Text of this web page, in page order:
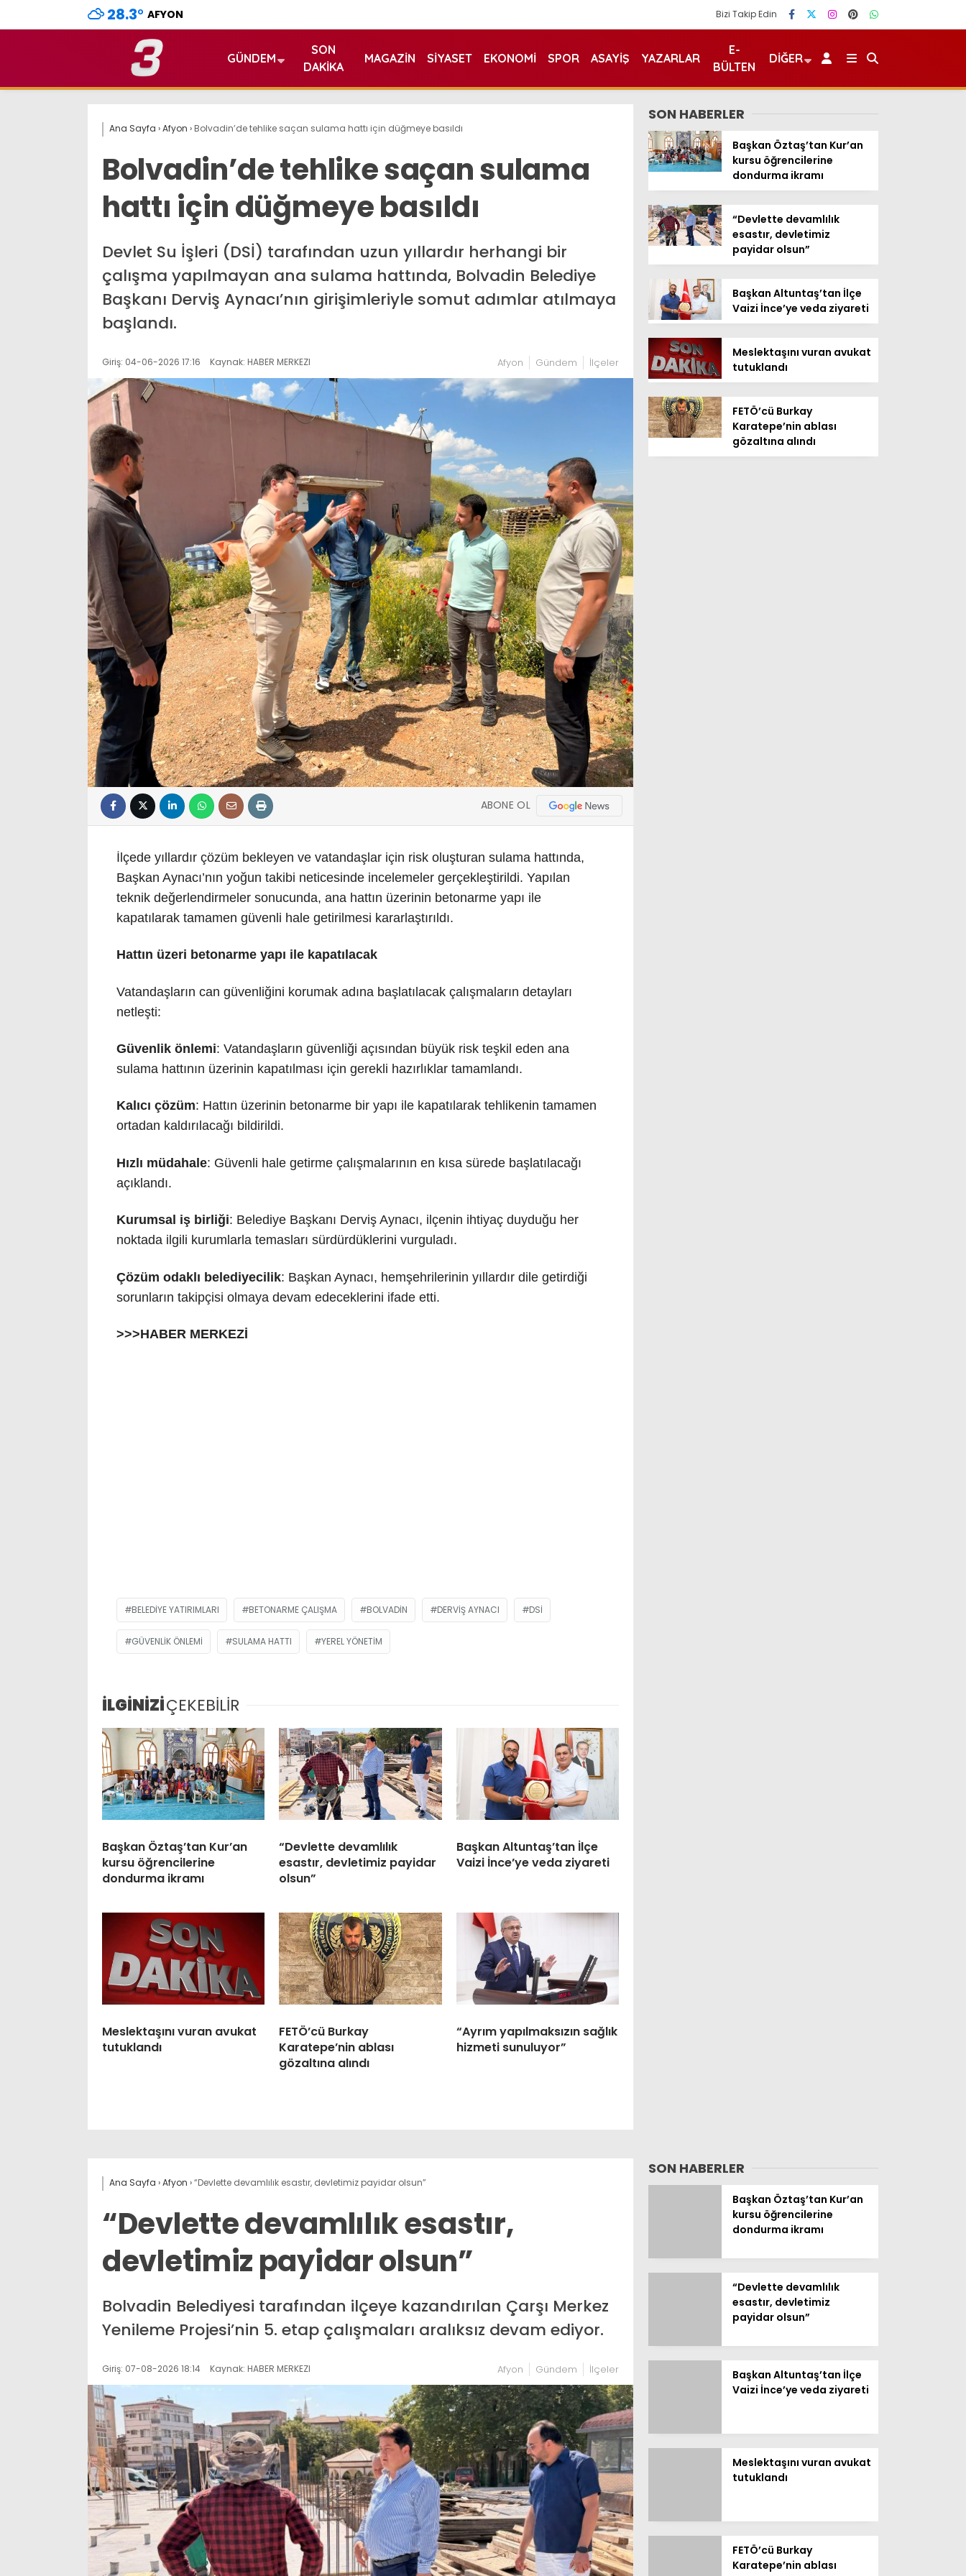
28.3° AFYON Bizi Takip Edin
GÜNDEM
SON
DAKIKA
MAGAZIN SIYASET EKONOMI SPOR ASAYIŞ YAZARLAR
E-
BÜLTEN
DIĞER
Ana Sayfa ›Afyon › Bolvadin’de tehlike saçan sulama hattı için düğmeye basıldı
Bolvadin’de tehlike saçan sulama
hattı için düğmeye basıldı
Devlet Su İşleri (DSİ) tarafından uzun yıllardır herhangi bir
çalışma yapılmayan ana sulama hattında, Bolvadin Belediye
Başkanı Derviş Aynacı’nın girişimleriyle somut adımlar atılmaya
başlandı.
Giriş: 04-06-2026 17:16 Kaynak: HABER MERKEZI Afyon Gündem İlçeler
ABONE OL
İlçede yıllardır çözüm bekleyen ve vatandaşlar için risk oluşturan sulama hattında,
Başkan Aynacı’nın yoğun takibi neticesinde incelemeler gerçekleştirildi. Yapılan
teknik değerlendirmeler sonucunda, ana hattın üzerinin betonarme yapı ile
kapatılarak tamamen güvenli hale getirilmesi kararlaştırıldı.
Hattın üzeri betonarme yapı ile kapatılacak
Vatandaşların can güvenliğini korumak adına başlatılacak çalışmaların detayları
netleşti:
Güvenlik önlemi: Vatandaşların güvenliği açısından büyük risk teşkil eden ana
sulama hattının üzerinin kapatılması için gerekli hazırlıklar tamamlandı.
Kalıcı çözüm: Hattın üzerinin betonarme bir yapı ile kapatılarak tehlikenin tamamen
ortadan kaldırılacağı bildirildi.
Hızlı müdahale: Güvenli hale getirme çalışmalarının en kısa sürede başlatılacağı
açıklandı.
Kurumsal iş birliği: Belediye Başkanı Derviş Aynacı, ilçenin ihtiyaç duyduğu her
noktada ilgili kurumlarla temasları sürdürdüklerini vurguladı.
Çözüm odaklı belediyecilik: Başkan Aynacı, hemşehrilerinin yıllardır dile getirdiği
sorunların takipçisi olmaya devam edeceklerini ifade etti.
>>>HABER MERKEZİ
BELEDIYE YATIRIMLARI BETONARME ÇALIŞMA BOLVADIN DERVIŞ AYNACI DSİ
GÜVENLIK ÖNLEMI SULAMA HATTI YEREL YÖNETIM
İLGİNİZİÇEKEBİLİR
Başkan Öztaş’tan Kur’an
kursu öğrencilerine
dondurma ikramı
“Devlette devamlılık
esastır, devletimiz payidar
olsun”
Başkan Altuntaş’tan İlçe
Vaizi İnce’ye veda ziyareti
Meslektaşını vuran avukat
tutuklandı
FETÖ’cü Burkay
Karatepe’nin ablası
gözaltına alındı
“Ayrım yapılmaksızın sağlık
hizmeti sunuluyor”
SON HABERLER
Başkan Öztaş’tan Kur’an
kursu öğrencilerine
dondurma ikramı
“Devlette devamlılık
esastır, devletimiz
payidar olsun”
Başkan Altuntaş’tan İlçe
Vaizi İnce’ye veda ziyareti
Meslektaşını vuran avukat
tutuklandı
FETÖ’cü Burkay
Karatepe’nin ablası
gözaltına alındı
Ana Sayfa ›Afyon ›“Devlette devamlılık esastır, devletimiz payidar olsun”
“Devlette devamlılık esastır,
devletimiz payidar olsun”
Bolvadin Belediyesi tarafından ilçeye kazandırılan Çarşı Merkez
Yenileme Projesi’nin 5. etap çalışmaları aralıksız devam ediyor.
Giriş: 07-08-2026 18:14 Kaynak: HABER MERKEZI Afyon Gündem İlçeler
SON HABERLER
Başkan Öztaş’tan Kur’an
kursu öğrencilerine
dondurma ikramı
“Devlette devamlılık
esastır, devletimiz
payidar olsun”
Başkan Altuntaş’tan İlçe
Vaizi İnce’ye veda ziyareti
Meslektaşını vuran avukat
FETÖ’cü Burkay
gözaltına alındı